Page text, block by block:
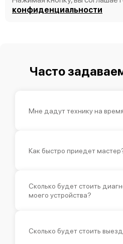
конфиденциальности
Часто
Мне дадут технику на
Как быстро приедет
Сколько будет стоить
моего устройства?
Сколько будет стоить